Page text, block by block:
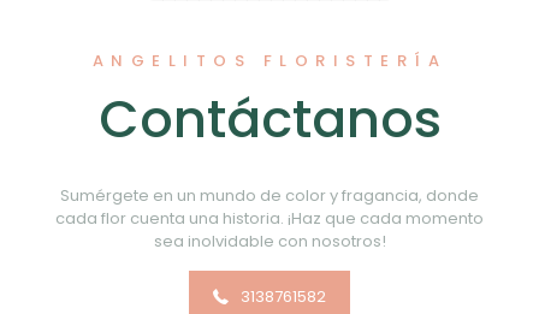
ANGELITOS FLORISTERÍA
Contáctanos
Sumérgete en un mundo de color y fragancia, donde
cada flor cuenta una historia. ¡Haz que cada momento
sea inolvidable con nosotros!
3138761582